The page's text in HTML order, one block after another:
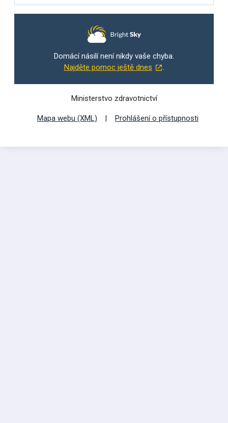
Domácí násilí není nikdy vaše chyba.
Najděte pomoc ještě dnes
Ministerstvo zdravotnictví
Mapa webu (XML) Prohlášení o přístupnosti